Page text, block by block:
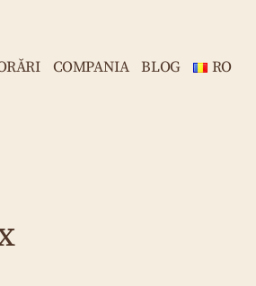
COMPANIA BLOG RO